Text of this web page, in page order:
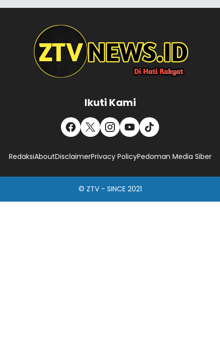
Ikuti Kami
RedaksiAboutDisclaimerPrivacy PolicyPedoman Media Siber
© ZTV - SINCE 2021